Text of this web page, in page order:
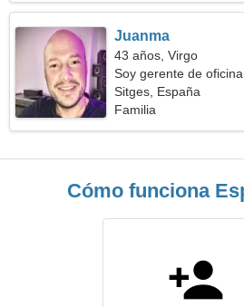
Juanma
43 años, Virgo
Soy gerente de
empática
Sitges, España
Familia
Cómo funciona